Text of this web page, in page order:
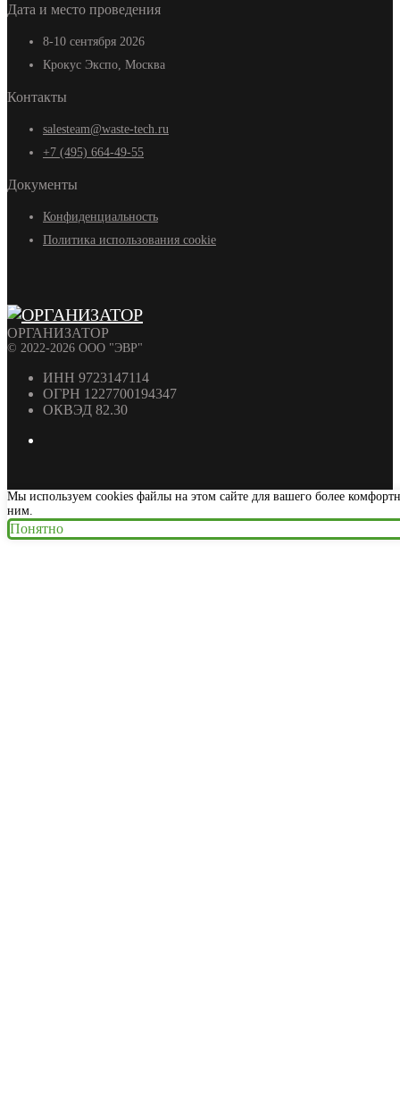
Дата и место проведения
8-10 сентября 2026
Крокус Экспо, Москва
Контакты
salesteam@waste-tech.ru
+7 (495) 664-49-55
Документы
Конфиденциальность
Политика использования cookie
ОРГАНИЗАТОР
© 2022-2026 ООО "ЭВР"
ИНН 9723147114
ОГРН 1227700194347
ОКВЭД 82.30
Мы используем cookies файлы на этом сайте для вашего более
ним.
Понятно